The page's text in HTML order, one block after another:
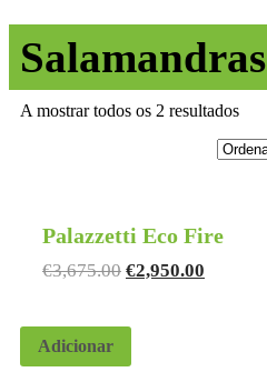
Salamandras
A mostrar todos os 2 resultados
Palazzetti Eco Fire
€3,675.00 €2,950.00
Adicionar